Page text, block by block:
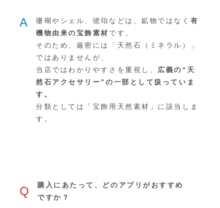
A 珊瑚やシェル、琥珀などは、鉱物ではなく 有
機物由来の宝飾素材 です。
そのため、厳密には「天然石（ミネラル）」
ではありませんが、
当店ではわかりやすさを重視し、 広義の“天
然石アクセサリー”の一部として扱っていま
す。
分類としては「宝飾用天然素材」に該当しま
す。
Q
購入にあたって、どのアプリがおすすめ
ですか？